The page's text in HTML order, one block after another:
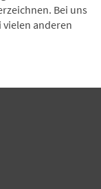
Bei uns
vielen anderen